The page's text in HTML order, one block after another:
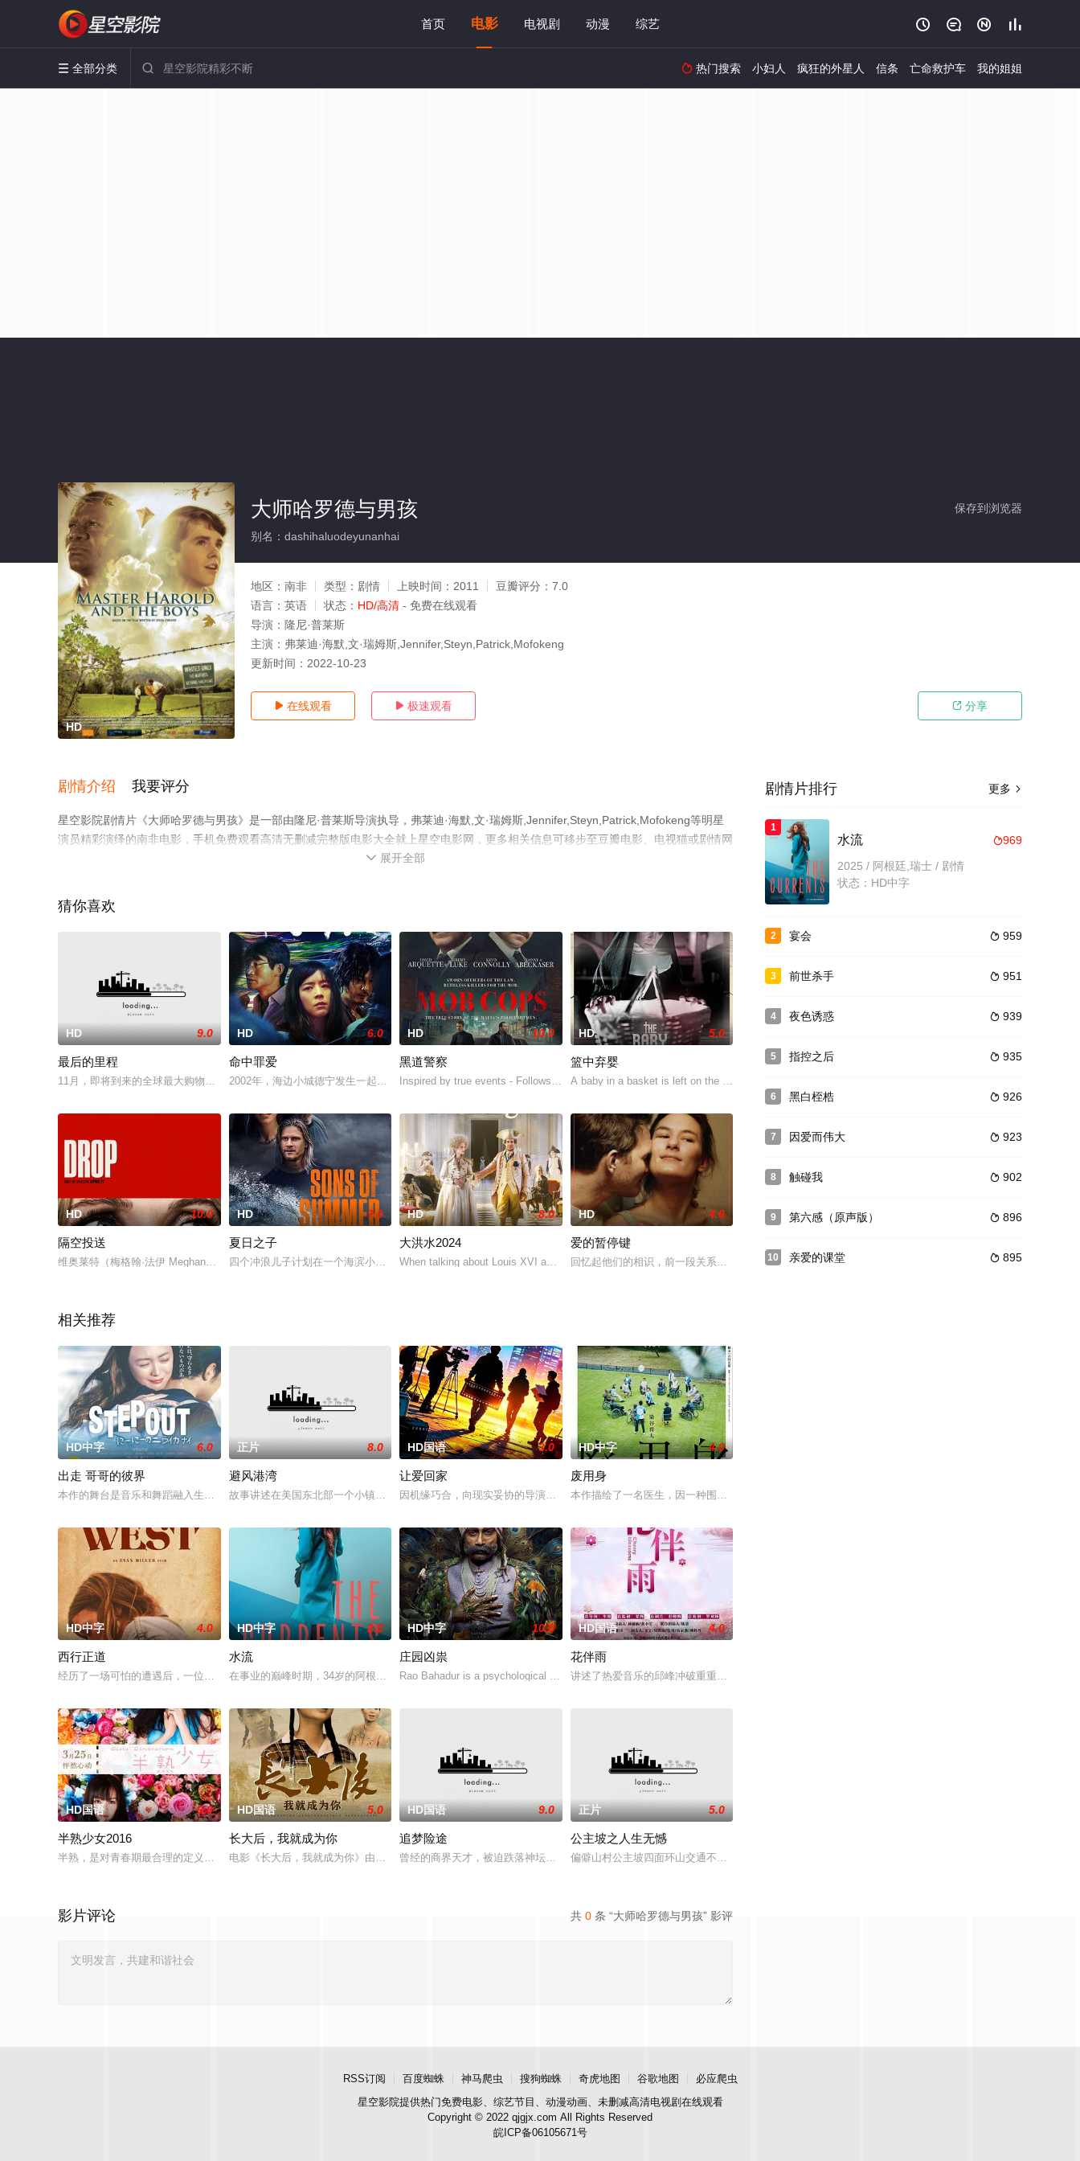
首页 电影 电视剧 动漫 综艺    
 全部分类   热门搜索 小妇人 疯狂的外星人 信条 亡命救护车 我的姐姐
HD
保存到浏览器
大师哈罗德与男孩
别名：dashihaluodeyunanhai
地区： 南非 类型： 剧情 上映时间： 2011 豆瓣评分： 7.0
语言： 英语 状态： HD/高清 - 免费在线观看
导演： 隆尼·普莱斯
主演： 弗莱迪·海默,文·瑞姆斯,Jennifer,Steyn,Patrick,Mofokeng
更新时间： 2022-10-23
 在线观看  极速观看  分享
剧情介绍 我要评分
星空影院剧情片《大师哈罗德与男孩》是一部由隆尼·普莱斯导演执导，弗莱迪·海默,文·瑞姆斯,Jennifer,Steyn,Patrick,Mofokeng等明星
演员精彩演绎的南非电影，手机免费观看高清无删减完整版电影大全就上星空电影网，更多相关信息可移步至豆瓣电影、电视猫或剧情网
 展开全部
猜你喜欢
HD 9.0
最后的里程
11月，即将到来的全球最大购物活动之一“黑色星期五”前夜发生了一起世界知名电商网站的快递箱爆炸事件。很快，这起事件演变成了让整个日本陷入
HD 6.0
命中罪爱
2002年，海边小城德宁发生一起连环杀人案。赌徒孙兴旺被杀，接连东湖市场副主任朱志红及其义弟周亮被杀，三起凶杀案的作案手法相同。种种嫌疑
HD 10.0
黑道警察
Inspired by true events - Follows the story of two corrupt policemen
HD 5.0
篮中弃婴
A baby in a basket is left on the steps of an isolated monastery on
HD 10.0
隔空投送
维奥莱特（梅格翰·法伊 Meghann Fahy 饰）是一名多年来第一次约会的寡妇和单亲妈妈，她来到约会地点的一家高级餐厅之后，就因为她
HD 7.0
夏日之子
四个冲浪儿子计划在一个海滨小镇举办一场“冲浪”活动，纪念他们三十年前被谋杀的父亲。但有些公路旅行却是令人垂涎欲滴。
HD 8.0
大洪水2024
When talking about Louis XVI and his wife Marie Antoinette, what imm
HD 4.0
爱的暂停键
回忆起他们的相识，前一段关系结束，新的相遇开始。玛利亚在聚会里遇见心仪对象迅速坠入情网，却在结婚
相关推荐
HD中字 6.0
出走 哥哥的彼界
本作的舞台是音乐和舞蹈融入生活的冲绳。与母亲朱音、妹妹舞一起生活的照屋踊，憧憬舞蹈学校的丽莎，开始了舞蹈生涯。朱音为了支撑家数在酒吧工作
正片 8.0
避风港湾
故事讲述在美国东北部一个小镇的农场，一个怀抱音乐理想的男孩，在追求爱情与理想的道路上历经的艰辛。男主人公曾被迫接受性向矫正治疗，在另一个
HD国语 3.0
让爱回家
因机缘巧合，向现实妥协的导演朱达仁萌生拍一部《河南人在北京》电影的念头，在说服主编姚松、老乡韩战、二房东杨小强加入后，一路曲折式“
HD中字 4.0
废用身
本作描绘了一名医生，因一种围绕“废用身”——因瘫痪等原因已无恢复可能的四肢——的治疗方法，而一步步
HD中字 4.0
西行正道
经历了一场可怕的遭遇后，一位小镇女子向疏远的哥哥借了钱，独自一人踏上穿越西德克萨斯州的旅程，寻求紧急医疗救助。一路上，她既遭遇了善意，也
HD中字 2.0
水流
在事业的巅峰时期，34岁的阿根廷造型师丽娜在瑞士的一场颁奖典礼后，被一种突如其来的冲动驱使。回到布宜诺斯艾利斯后，她什么也没说，但她内心
HD中字 10.0
庄园凶祟
Rao Bahadur is a psychological drama set against the backdrop of a f
HD国语 4.0
花伴雨
讲述了热爱音乐的邱峰冲破重重阻力，克服种种困难，组建乐队追求自己的音乐梦想，并走出了困住他的亲情
HD国语 9.0
半熟少女2016
半熟，是对青春期最合理的定义，它是梦开始的地方，没有深思熟虑，只有最单纯的坚定，然而，在这个充满意外的年纪，未来似乎变得很具体，又有着无
HD国语 5.0
长大后，我就成为你
电影《长大后，我就成为你》由中共四川省第十一届党代表、第十二届中华慈善奖最具爱心慈善楷模张彦杰老师的故事改编，通过创建爱心助学机构、罹患
HD国语 9.0
追梦险途
曾经的商界天才，被迫跌落神坛。被那微不足道的成就麻醉过后他该如何面对现实，能改变他的命运的是谁？什么才是生命价值的真谛？面对客户
正片 5.0
公主坡之人生无憾
偏僻山村公主坡四面环山交通不便，多为留守老人妇女儿童。退休市文化局干部张乐进心系故土，毅然回村助
共 0 条 “大师哈罗德与男孩” 影评
影片评论
更多 
剧情片排行
1
969
水流
2025 / 阿根廷,瑞士 / 剧情
状态：HD中字
2  959
宴会
3  951
前世杀手
4  939
夜色诱惑
5  935
指控之后
6  926
黑白桎梏
7  923
因爱而伟大
8  902
触碰我
9  896
第六感（原声版）
10  895
亲爱的课堂
RSS订阅 百度蜘蛛 神马爬虫 搜狗蜘蛛 奇虎地图 谷歌地图
必应爬虫
星空影院提供热门免费电影、综艺节目、动漫动画、未删减高清电视剧在线观看
Copyright © 2022 qjgjx.com All Rights Reserved
皖ICP备06105671号